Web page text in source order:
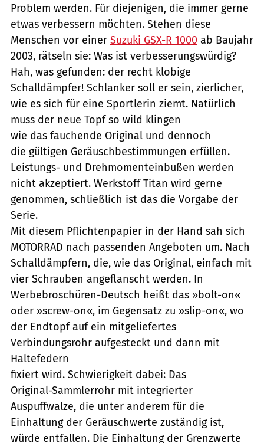
Problem werden. Für diejenigen, die immer gerne
etwas verbessern möchten. Stehen diese
Menschen vor einer Suzuki GSX-R 1000 ab Baujahr
2003, rätseln sie: Was ist verbesserungswürdig?
Hah, was gefunden: der recht klobige
Schalldämpfer! Schlanker soll er sein, zierlicher,
wie es sich für eine Sportlerin ziemt. Natürlich
muss der neue Topf so wild klingen
wie das fauchende Original und dennoch
die gültigen Geräuschbestimmungen erfüllen.
Leistungs- und Drehmomenteinbußen werden
nicht akzeptiert. Werkstoff Titan wird gerne
genommen, schließlich ist das die Vorgabe der
Serie.
Mit diesem Pflichtenpapier in der Hand sah sich
MOTORRAD nach passenden Angeboten um. Nach
Schalldämpfern, die, wie das Original, einfach mit
vier Schrauben angeflanscht werden. In
Werbebroschüren-Deutsch heißt das »bolt-on«
oder »screw-on«, im Gegensatz zu »slip-on«, wo
der Endtopf auf ein mitgeliefertes
Verbindungsrohr aufgesteckt und dann mit
Haltefedern
fixiert wird. Schwierigkeit dabei: Das
Original-Sammlerrohr mit integrierter
Auspuffwalze, die unter anderem für die
Einhaltung der Geräuschwerte zuständig ist,
würde entfallen. Die Einhaltung der Grenzwerte